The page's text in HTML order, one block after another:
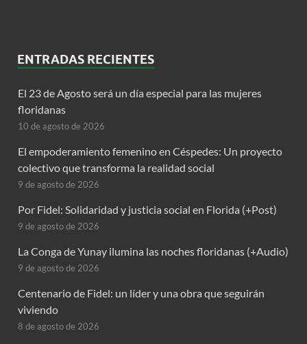
ENTRADAS RECIENTES
El 23 de Agosto será un día especial para las mujeres
floridanas
10 de agosto de 2026
El empoderamiento femenino en Céspedes: Un proyecto
colectivo que transforma la realidad social
9 de agosto de 2026
Por Fidel: Solidaridad y justicia social en Florida (+Post)
9 de agosto de 2026
La Conga de Yunay ilumina las noches floridanas (+Audio)
9 de agosto de 2026
Centenario de Fidel: un líder y una obra que seguirán
viviendo
8 de agosto de 2026